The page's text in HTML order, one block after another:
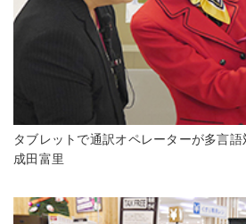
タブレットで通訳オペレーターが多言
成田富里